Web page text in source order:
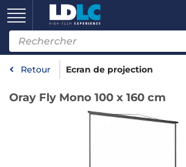
Retour Ecran de projection
Oray Fly Mono 100 x 160 cm